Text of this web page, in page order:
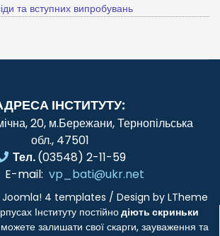
та вступних випробувань
ІНСТИТУТУ:
20, м.Бережани, Тернопільська
обл., 47501
Тел.(03548) 2-11-59
E-mail: vp_bati@ukr.net
Joomla! 4 templates / Design by LTheme
Інституту постійнодіють скриньки
залишати свої скарги, зауваження та